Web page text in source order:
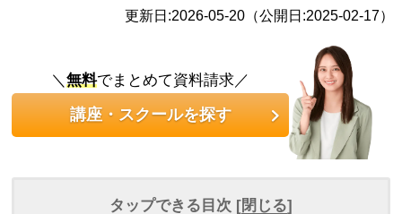
更新日:2026-05-20（公開日:2025-02-17）
＼無料でまとめて資料請求／
講座・スクールを探す
タップできる目次 [閉じる]